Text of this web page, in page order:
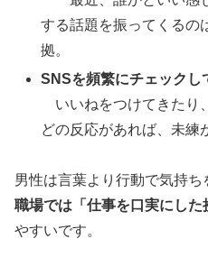
する話題を振ってくるの
拠。
SNSを頻繁にチェックし
いいねをつけてきたり
どの反応があれば、未練
男性は言葉より行動で気持ち
職場では「仕事を口実にした
やすいです。